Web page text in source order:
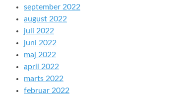
september 2022
august 2022
juli 2022
juni 2022
maj 2022
april 2022
marts 2022
februar 2022